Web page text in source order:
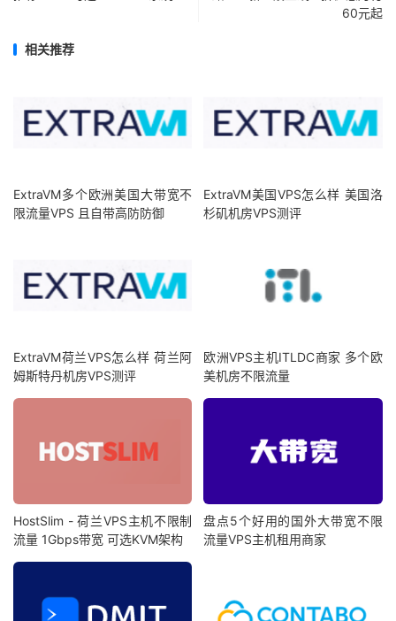
60元起
相关推荐
ExtraVM多个欧洲美国大带宽不
限流量VPS 且自带高防防御
ExtraVM美国VPS怎么样 美国洛
杉矶机房VPS测评
ExtraVM荷兰VPS怎么样 荷兰阿
姆斯特丹机房VPS测评
欧洲VPS主机ITLDC商家 多个欧
美机房不限流量
HostSlim - 荷兰VPS主机不限制
流量 1Gbps带宽 可选KVM架构
盘点5个好用的国外大带宽不限
流量VPS主机租用商家